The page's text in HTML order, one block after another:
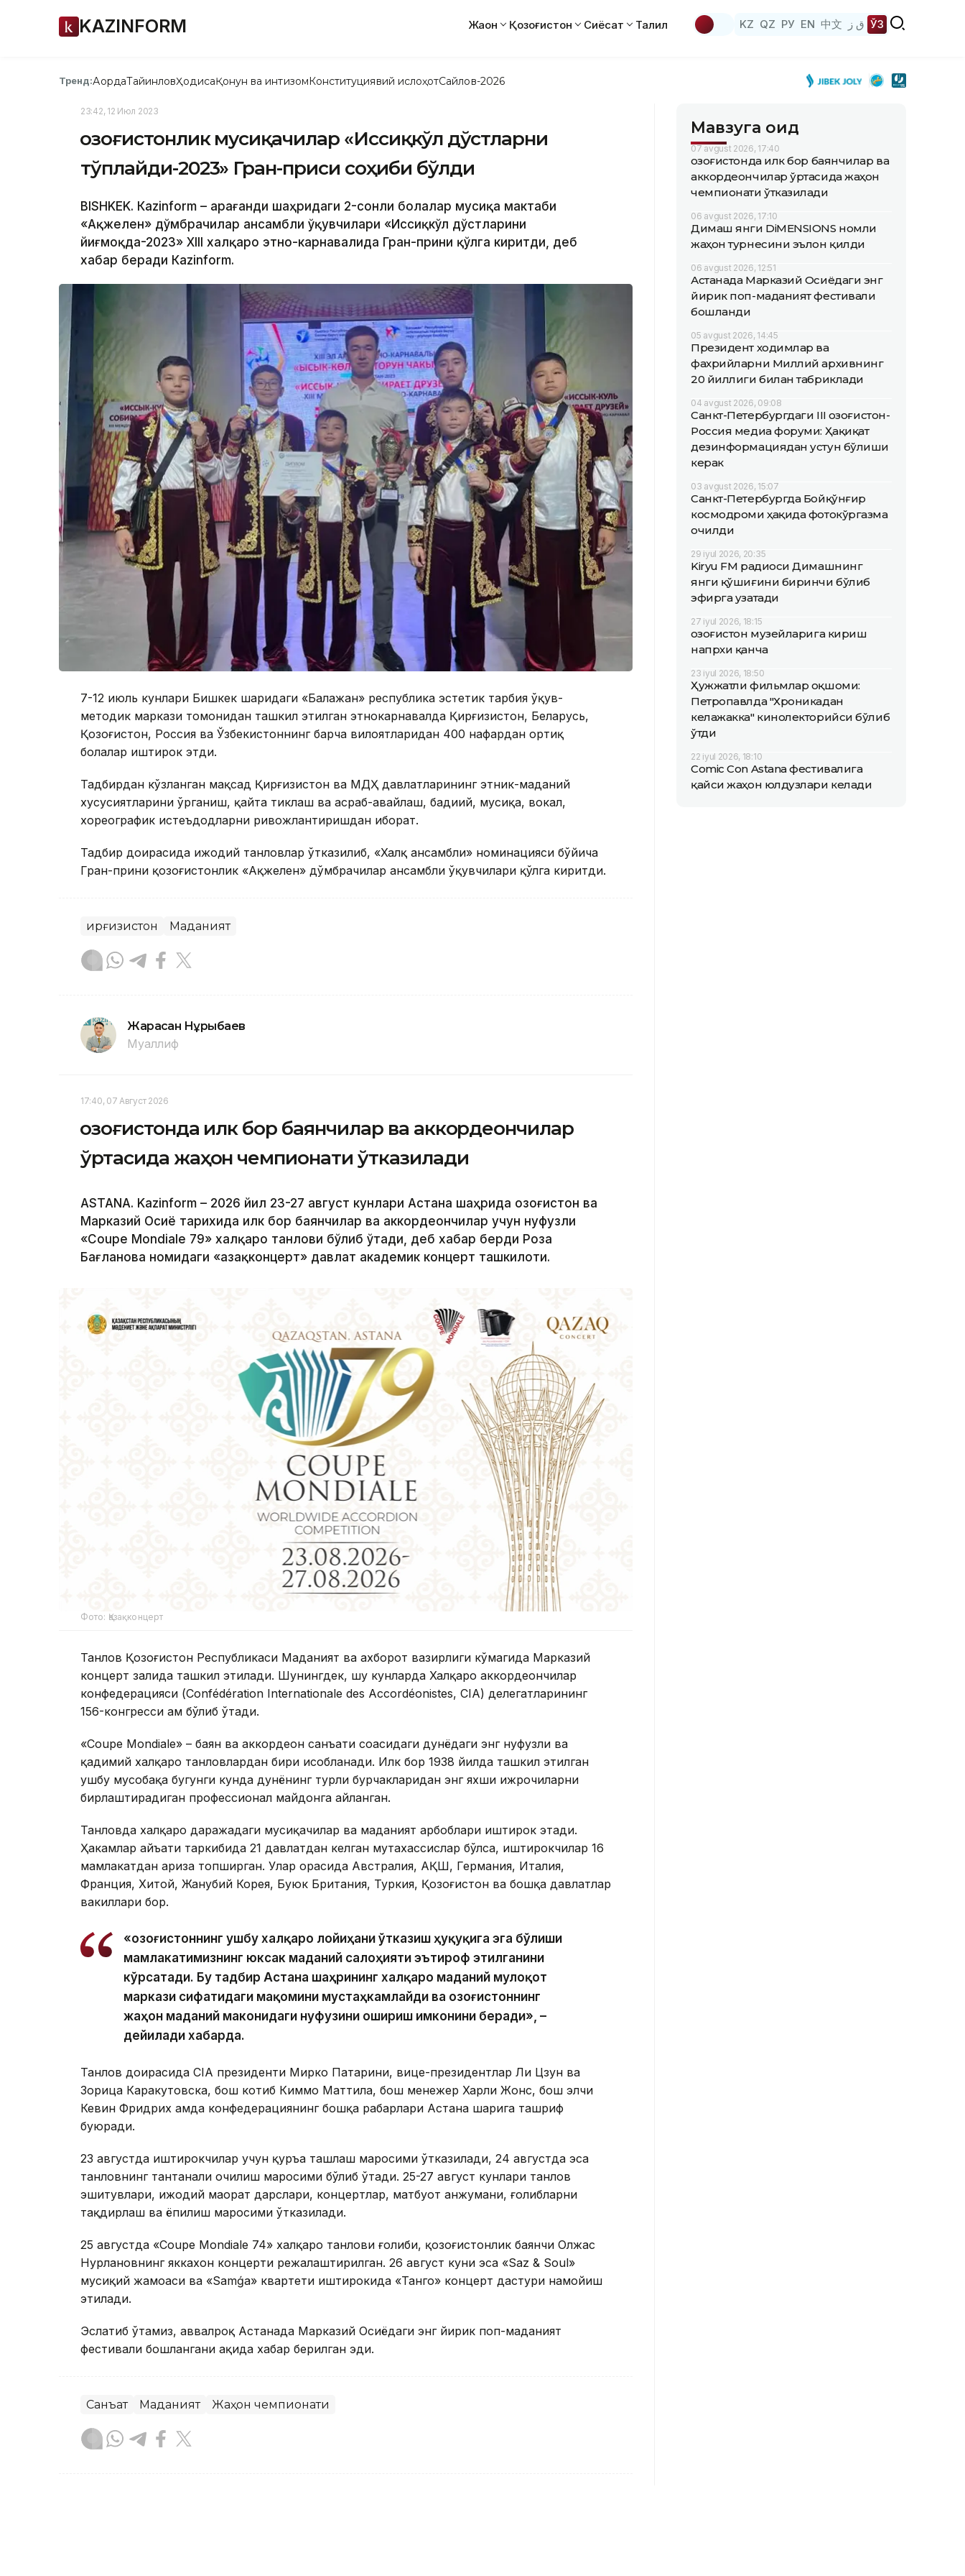
KAZINFORM Жаҳон Қозоғистон Сиёсат Таҳлил KZ QZ РУ EN 中文 ق ز ЎЗ
Тренд:АқордаТайинловҲодисаҚонун ва интизомКонституциявий ислоҳотСайлов-2026
23:42, 12 Июл 2023
Қозоғистонлик мусиқачилар «Иссиқкўл дўстларни
тўплайди-2023» Гран-приси соҳиби бўлди
BISHKEK. Кazinform – Қарағанди шаҳридаги 2-сонли болалар мусиқа мактаби
«Ақжелен» дўмбрачилар ансамбли ўқувчилари «Иссиқкўл дўстларини
йиғмоқда-2023» XIII халқаро этно-карнавалида Гран-прини қўлга киритди, деб
хабар беради Кazinform.
7-12 июль кунлари Бишкек шаҳридаги «Балажан» республика эстетик тарбия ўқув-
методик маркази томонидан ташкил этилган этнокарнавалда Қирғизистон, Беларусь,
Қозоғистон, Россия ва Ўзбекистоннинг барча вилоятларидан 400 нафардан ортиқ
болалар иштирок этди.
Тадбирдан кўзланган мақсад Қирғизистон ва МДҲ давлатларининг этник-маданий
хусусиятларини ўрганиш, қайта тиклаш ва асраб-авайлаш, бадиий, мусиқа, вокал,
хореографик истеъдодларни ривожлантиришдан иборат.
Тадбир доирасида ижодий танловлар ўтказилиб, «Халқ ансамбли» номинацияси бўйича
Гран-прини қозоғистонлик «Ақжелен» дўмбрачилар ансамбли ўқувчилари қўлга киритди.
Қирғизистон Маданият
Жарасқан Нұрыбаев
Муаллиф
17:40, 07 Август 2026
Қозоғистонда илк бор баянчилар ва аккордеончилар
ўртасида жаҳон чемпионати ўтказилади
ASTANA. Kazinform – 2026 йил 23-27 август кунлари Астана шаҳрида Қозоғистон ва
Марказий Осиё тарихида илк бор баянчилар ва аккордеончилар учун нуфузли
«Coupe Mondiale 79» халқаро танлови бўлиб ўтади, деб хабар берди Роза
Бағланова номидаги «Қазақконцерт» давлат академик концерт ташкилоти.
Фото: Қазақконцерт
Танлов Қозоғистон Республикаси Маданият ва ахборот вазирлиги кўмагида Марказий
концерт залида ташкил этилади. Шунингдек, шу кунларда Халқаро аккордеончилар
конфедерацияси (Confédération Internationale des Accordéonistes, CIA) делегатларининг
156-конгресси ҳам бўлиб ўтади.
«Coupe Mondiale» – баян ва аккордеон санъати соҳасидаги дунёдаги энг нуфузли ва
қадимий халқаро танловлардан бири ҳисобланади. Илк бор 1938 йилда ташкил этилган
ушбу мусобақа бугунги кунда дунёнинг турли бурчакларидан энг яхши ижрочиларни
бирлаштирадиган профессионал майдонга айланган.
Танловда халқаро даражадаги мусиқачилар ва маданият арбоблари иштирок этади.
Ҳакамлар ҳайъати таркибида 21 давлатдан келган мутахассислар бўлса, иштирокчилар 16
мамлакатдан ариза топширган. Улар орасида Австралия, АҚШ, Германия, Италия,
Франция, Хитой, Жанубий Корея, Буюк Британия, Туркия, Қозоғистон ва бошқа давлатлар
вакиллари бор.
«Қозоғистоннинг ушбу халқаро лойиҳани ўтказиш ҳуқуқига эга бўлиши
мамлакатимизнинг юксак маданий салоҳияти эътироф этилганини
кўрсатади. Бу тадбир Астана шаҳрининг халқаро маданий мулоқот
маркази сифатидаги мақомини мустаҳкамлайди ва Қозоғистоннинг
жаҳон маданий маконидаги нуфузини ошириш имконини беради», –
дейилади хабарда.
Танлов доирасида CIA президенти Мирко Патарини, вице-президентлар Ли Цзун ва
Зорица Каракутовска, бош котиб Киммо Маттила, бош менежер Харли Жонс, бош элчи
Кевин Фридрих ҳамда конфедерациянинг бошқа раҳбарлари Астана шаҳрига ташриф
буюради.
23 августда иштирокчилар учун қуръа ташлаш маросими ўтказилади, 24 августда эса
танловнинг тантанали очилиш маросими бўлиб ўтади. 25-27 август кунлари танлов
эшитувлари, ижодий маҳорат дарслари, концертлар, матбуот анжумани, ғолибларни
тақдирлаш ва ёпилиш маросими ўтказилади.
25 августда «Coupe Mondiale 74» халқаро танлови ғолиби, қозоғистонлик баянчи Олжас
Нурлановнинг яккахон концерти режалаштирилган. 26 август куни эса «Saz & Soul»
мусиқий жамоаси ва «Samǵa» квартети иштирокида «Танго» концерт дастури намойиш
этилади.
Эслатиб ўтамиз, аввалроқ Астанада Марказий Осиёдаги энг йирик поп-маданият
фестивали бошлангани ҳақида хабар берилган эди.
Санъат Маданият Жаҳон чемпионати
Мавзуга оид
07 avgust 2026, 17:40
Қозоғистонда илк бор баянчилар ва
аккордеончилар ўртасида жаҳон
чемпионати ўтказилади
06 avgust 2026, 17:10
Димаш янги DiMENSIONS номли
жаҳон турнесини эълон қилди
06 avgust 2026, 12:51
Астанада Марказий Осиёдаги энг
йирик поп-маданият фестивали
бошланди
05 avgust 2026, 14:45
Президент ходимлар ва
фахрийларни Миллий архивнинг
20 йиллиги билан табриклади
04 avgust 2026, 09:08
Санкт-Петербургдаги III Қозоғистон-
Россия медиа форуми: Ҳақиқат
дезинформациядан устун бўлиши
керак
03 avgust 2026, 15:07
Санкт-Петербургда Бойқўнғир
космодроми ҳақида фотокўргазма
очилди
29 iyul 2026, 20:35
Kiryu FM радиоси Димашнинг
янги қўшиғини биринчи бўлиб
эфирга узатади
27 iyul 2026, 18:15
Қозоғистон музейларига кириш
напрхи қанча
23 iyul 2026, 18:50
Ҳужжатли фильмлар оқшоми:
Петропавлда "Хроникадан
келажакка" кинолекторийси бўлиб
ўтди
22 iyul 2026, 18:10
Comic Con Astana фестивалига
қайси жаҳон юлдузлари келади